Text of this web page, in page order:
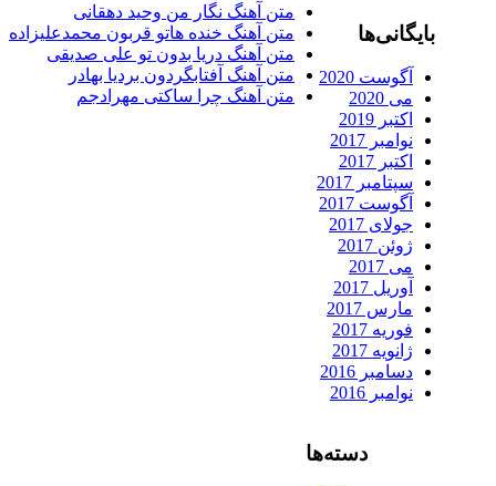
متن آهنگ نگار من وحید دهقانی
متن آهنگ خنده هاتو قربون محمدعلیزاده
متن آهنگ دریا بدون تو علی صدیقی
متن آهنگ آفتابگردون بردیا بهادر
متن آهنگ چرا ساکتی مهرادجم
بایگانی‌ها
آگوست 2020
می 2020
اکتبر 2019
نوامبر 2017
اکتبر 2017
سپتامبر 2017
آگوست 2017
جولای 2017
ژوئن 2017
می 2017
آوریل 2017
مارس 2017
فوریه 2017
ژانویه 2017
دسامبر 2016
نوامبر 2016
دسته‌ها